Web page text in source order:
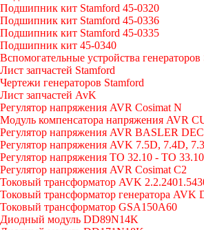
Подшипник кит Stamford 45-0320
Подшипник кит Stamford 45-0336
Подшипник кит Stamford 45-0335
Подшипник кит 45-0340
Вспомогательные устройства
Лист запчастей Stamford
Чертежи генераторов Stamford
Лист запчастей AvK
Регулятор напряжения AVR Cosimat N
Модуль компенсатора напряжения AVR
Регулятор напряжения AVR BASLER
Регулятор напряжения AVK 7.5D, 7.4D,
Регулятор напряжения TO 32.10 - TO 33.10
Регулятор напряжения AVR Cosimat C2
Токовый трансформатор AVK
Токовый трансформатор генератора AVK
Токовый трансформатор GSA150A60
Диодный модуль DD89N14K